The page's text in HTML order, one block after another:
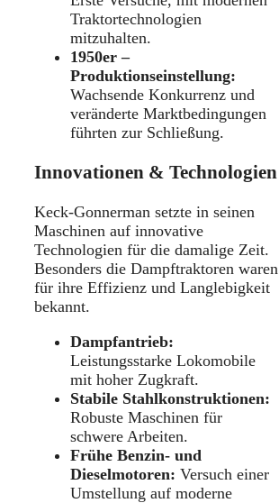
Traktortechnologien
mitzuhalten.
1950er –
Produktionseinstellung:
Wachsende Konkurrenz und
veränderte Marktbedingungen
führten zur Schließung.
Innovationen & Technologien
Keck-Gonnerman setzte in seinen
Maschinen auf innovative
Technologien für die damalige Zeit.
Besonders die Dampftraktoren waren
für ihre Effizienz und Langlebigkeit
bekannt.
Dampfantrieb:
Leistungsstarke Lokomobile
mit hoher Zugkraft.
Stabile Stahlkonstruktionen:
Robuste Maschinen für
schwere Arbeiten.
Frühe Benzin- und
Dieselmotoren: Versuch einer
Umstellung auf moderne